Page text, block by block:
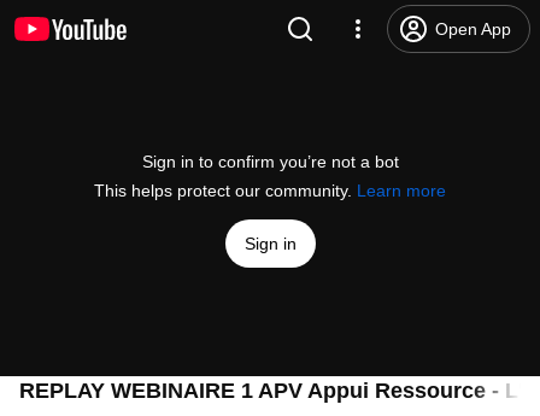
Open App
Sign in to confirm you’re not a bot
This helps protect our community. Learn more
Sign in
REPLAY WEBINAIRE 1 APV Appui Ressource -